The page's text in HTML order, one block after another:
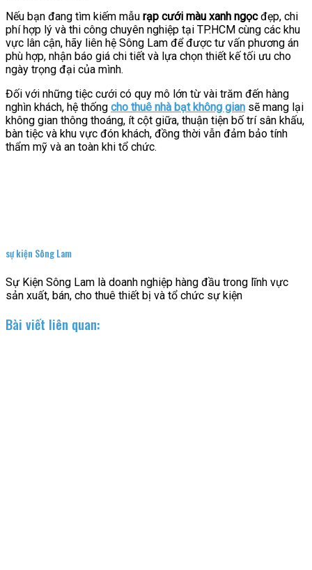
Nếu bạn đang tìm kiếm mẫu rạp cưới màu xanh ngọcđẹp, chi
phí hợp lý và thi công chuyên nghiệp tại TP.HCM cùng các khu
vực lân cận, hãy liên hệ Sông Lam để được tư vấn phương án
phù hợp, nhận báo giá chi tiết và lựa chọn thiết kế tối ưu cho
ngày trọng đại của mình.
Đối với những tiệc cưới có quy mô lớn từ vài trăm đến hàng
nghìn khách, hệ thống cho thuê nhà bạt không gian sẽ mang lại
không gian thông thoáng, ít cột giữa, thuận tiện bố trí sân khấu,
bàn tiệc và khu vực đón khách, đồng thời vẫn đảm bảo tính
thẩm mỹ và an toàn khi tổ chức.
sự kiện Sông Lam
Sự Kiện Sông Lam là doanh nghiệp hàng đầu trong lĩnh vực
sản xuất, bán, cho thuê thiết bị và tổ chức sự kiện
Bài viết liên quan: